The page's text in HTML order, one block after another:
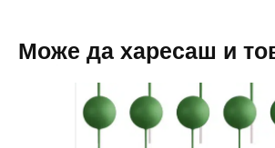
Може да харесаш и